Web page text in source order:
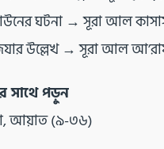
ঘটনা → সূরা আল
উল্লেখ → সূরা আল
সাথে পড়ুন
আয়াত (৯-৩৬)